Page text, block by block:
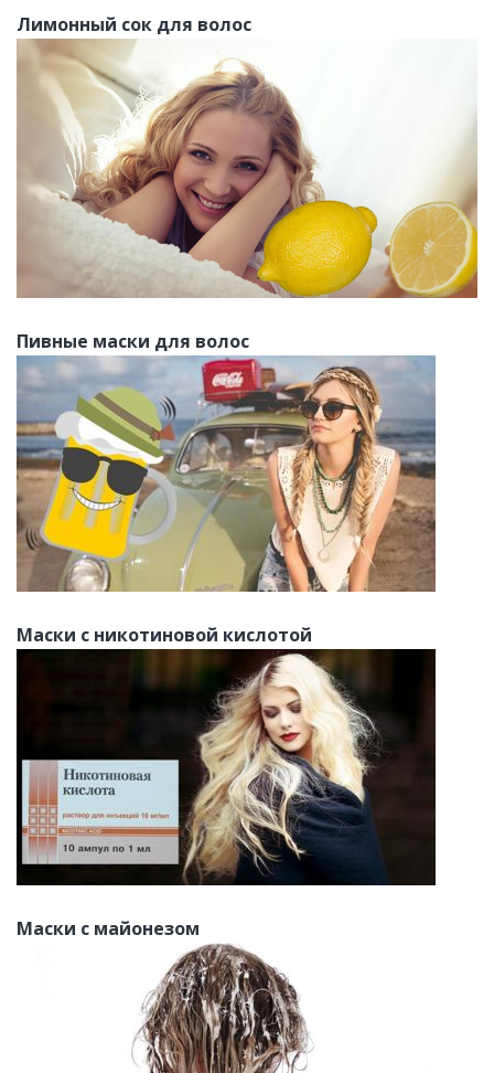
Лимонный сок для волос
Пивные маски для волос
Маски с никотиновой кислотой
Маски с майонезом